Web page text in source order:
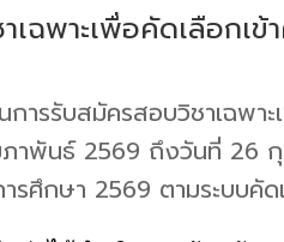
ฉพาะเพื่อคัดเลือกเ
ารรับสมัครสอบวิชาเฉพา
าพันธ์ 2569 ถึงวันที่ 26
ศึกษา 2569 ตามระบบ